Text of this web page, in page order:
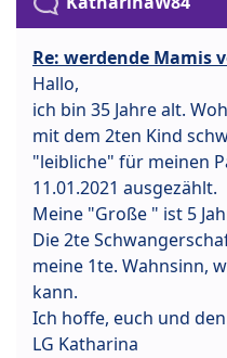
Re: werdende Mamis
Hallo,
ich bin 35 Jahre alt.
mit dem 2ten Kind
"leibliche" für meinen
11.01.2021 ausgezählt.
Meine "Große " ist 5
Die 2te
meine 1te. Wahnsinn,
kann.
Ich hoffe, euch und
LG Katharina